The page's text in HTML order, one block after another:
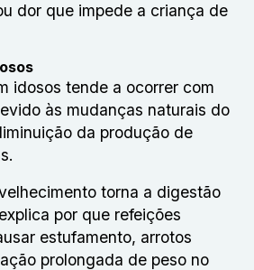
dor que impede a criança de
idosos tende a ocorrer com
às mudanças naturais do
da produção de
torna a digestão
por que refeições
estufamento, arrotos
prolongada de peso no